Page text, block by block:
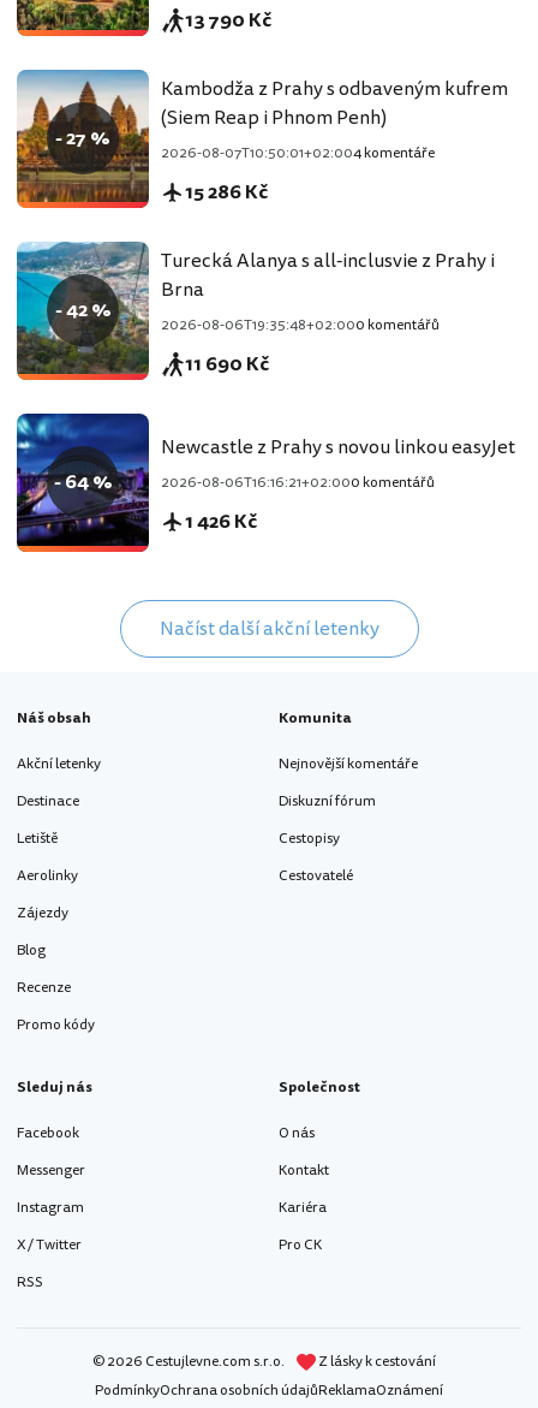
13 790 Kč
- 27 %
Kambodža z Prahy s odbaveným kufrem
(Siem Reap i Phnom Penh)
2026-08-07T10:50:01+02:004 komentáře
15 286 Kč
- 42 %
Turecká Alanya s all-inclusvie z Prahy i
Brna
2026-08-06T19:35:48+02:000 komentářů
11 690 Kč
- 64 %
Newcastle z Prahy s novou linkou easyJet
2026-08-06T16:16:21+02:000 komentářů
1 426 Kč
Načíst další akční letenky
Náš obsah
Akční letenky
Destinace
Letiště
Aerolinky
Zájezdy
Blog
Recenze
Promo kódy
Komunita
Nejnovější komentáře
Diskuzní fórum
Cestopisy
Cestovatelé
Sleduj nás
Facebook
Messenger
Instagram
X / Twitter
RSS
Společnost
O nás
Kontakt
Kariéra
Pro CK
© 2026 Cestujlevne.com s.r.o.
Z lásky k cestování
PodmínkyOchrana osobních údajůReklamaOznámení